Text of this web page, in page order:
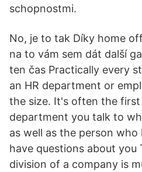
schopnostmi.
No, je to tak Díky home
na to vám sem dát další
ten čas Practically every
an HR department or
the size. It's often the
department you talk to
as well as the person
have questions about you
division of a company is